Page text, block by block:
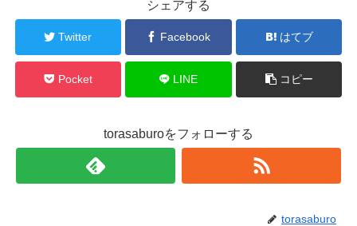
シェアする
Twitter Facebook はてブ
Pocket LINE コピー
torasaburoをフォローする
torasaburo